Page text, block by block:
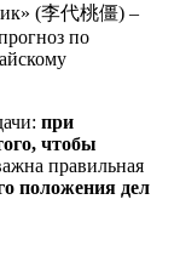
(李代桃僵) –
по
при
чтобы
правильная
положения дел